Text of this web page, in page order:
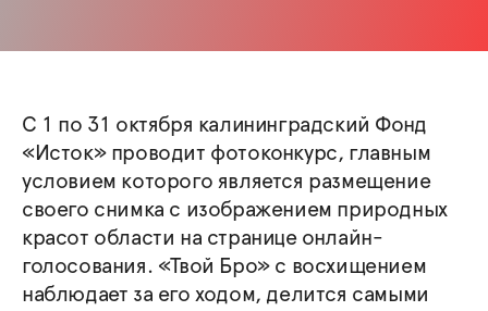
С 1 по 31 октября калининградский Фонд
«Исток» проводит фотоконкурс, главным
условием которого является размещение
своего снимка с изображением природных
красот области на странице онлайн-
голосования. «Твой Бро» с восхищением
наблюдает за его ходом, делится самыми